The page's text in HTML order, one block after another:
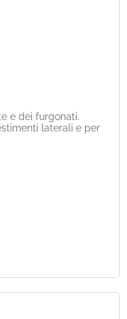
e dei furgonati.
laterali e per